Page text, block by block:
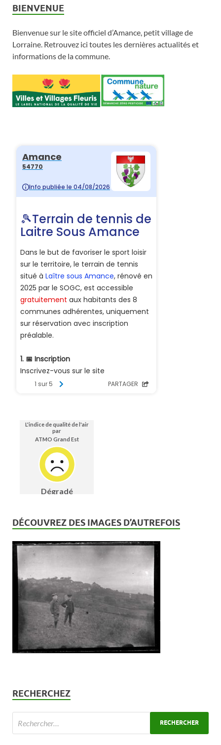
BIENVENUE
Bienvenue sur le site officiel d’Amance, petit village de
Lorraine. Retrouvez ici toutes les dernières actualités et
informations de la commune.
DÉCOUVREZ DES IMAGES D’AUTREFOIS
RECHERCHEZ